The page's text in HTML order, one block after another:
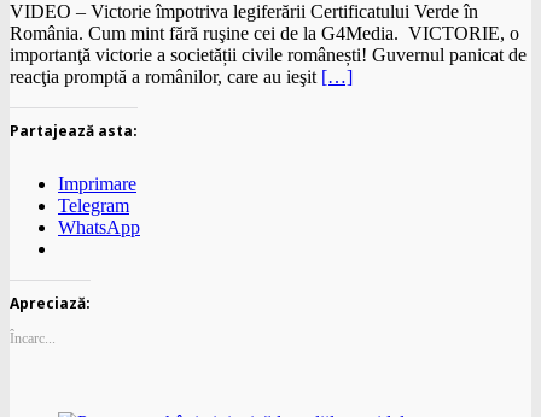
VIDEO – Victorie împotriva legiferării Certificatului Verde în
România. Cum mint fără ruşine cei de la G4Media. VICTORIE, o
importanţă victorie a societății civile românești! Guvernul panicat de
reacţia promptă a românilor, care au ieşit […]
Partajează asta:
Imprimare
Telegram
WhatsApp
Apreciază:
Încarc...